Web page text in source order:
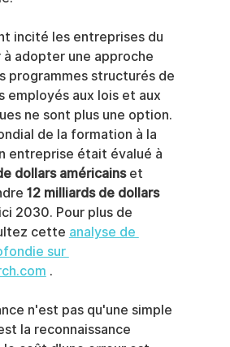
incité les entreprises du
adopter une approche
programmes structurés de
employés aux lois et aux
ne sont plus une option.
de la formation à la
entreprise était évalué à
dollars américains et
12 milliards de dollars
2030. Pour plus de
cette analyse de
sur
.
n'est pas qu'une simple
la reconnaissance